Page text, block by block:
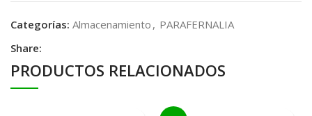
Categorías: Almacenamiento , PARAFERNALIA
Share:
PRODUCTOS RELACIONADOS